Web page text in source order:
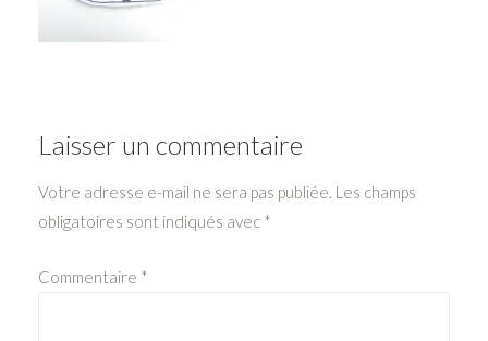
Laisser un commentaire
Votre adresse e-mail ne sera pas publiée. Les champs
obligatoires sont indiqués avec *
Commentaire *